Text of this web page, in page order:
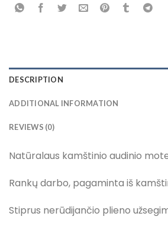
DESCRIPTION
ADDITIONAL INFORMATION
REVIEWS (0)
Natūralaus kamštinio audinio
Rankų darbo, pagaminta iš
Stiprus nerūdijančio plieno